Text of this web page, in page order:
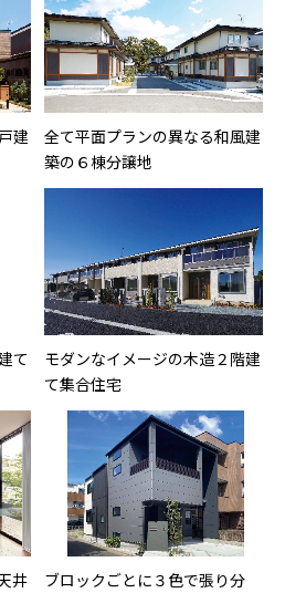
建
全て平面プランの異なる和風建
築の６棟分譲地
て
モダンなイメージの木造２階建
て集合住宅
井
ブロックごとに３色で張り分